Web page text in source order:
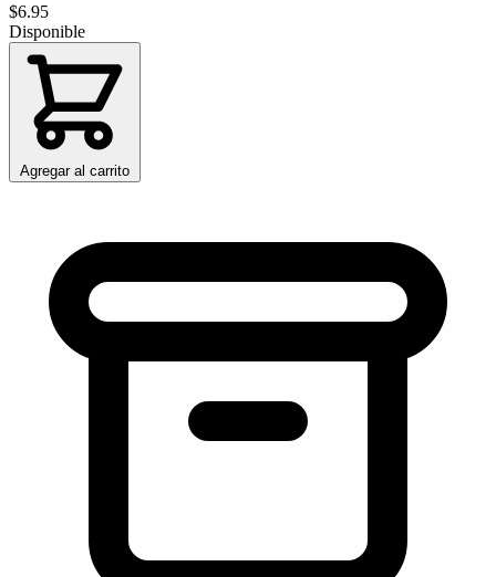
$6.95
Disponible
Agregar al carrito